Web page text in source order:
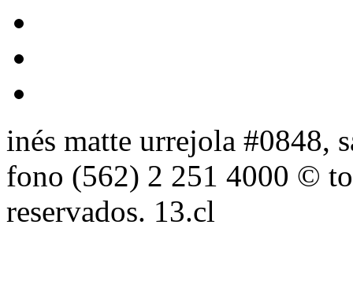
inés matte urrejola #0848,
fono (562) 2 251 4000 ©
reservados. 13.cl